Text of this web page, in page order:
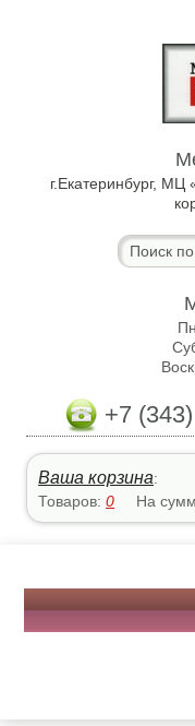
г.Екатеринбург,
+7
Ваша корзина:
Товаров:0 На